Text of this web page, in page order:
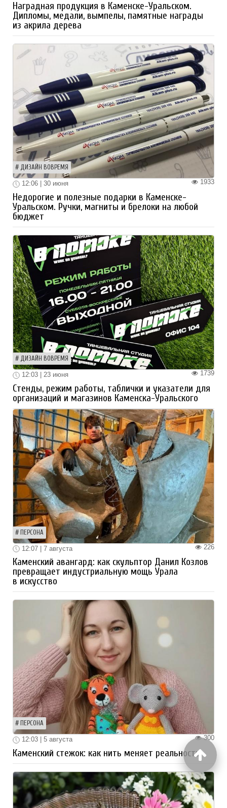
Наградная продукция в Каменске-Уральском.
Дипломы, медали, вымпелы, памятные награды
из акрила дерева
ДИЗАЙН ВОВРЕМЯ
1933
12:06 | 30 июня
Недорогие и полезные подарки в Каменске-
Уральском. Ручки, магниты и брелоки на любой
бюджет
ДИЗАЙН ВОВРЕМЯ
1739
12:03 | 23 июня
Стенды, режим работы, таблички и указатели для
организаций и магазинов Каменска-Уральского
ПЕРСОНА
226
12:07 | 7 августа
Каменский авангард: как скульптор Данил Козлов
превращает индустриальную мощь Урала
в искусство
ПЕРСОНА
300
12:03 | 5 августа
Каменский стежок: как нить меняет реальность